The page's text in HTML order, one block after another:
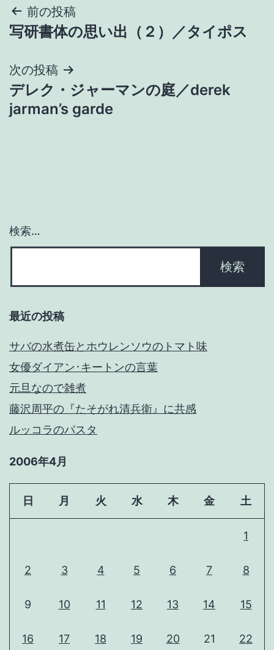
投
稿
ナ
ビ
ン
前の投稿
写研書体の思い出（２）／タイポス
次の投稿
デレク・ジャーマンの庭／derek
jarman’s garde
検索…
最近の投稿
サバの水煮缶とホウレンソウのトマト味
女優ダイアン･キートンの言葉
元旦なので雑煮
藤沢周平の『たそがれ清兵衛』に共感
ルッコラのパスタ
2006年4月
日 月 火 水 木 金 土
1
2 3 4 5 6 7 8
9 10 11 12 13 14 15
16 17 18 19 20 21 22